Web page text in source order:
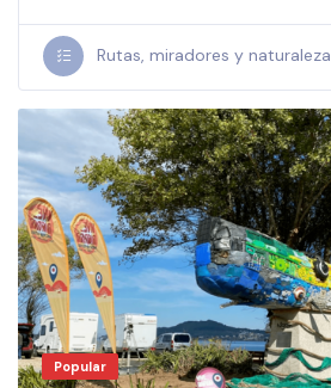
Rutas, miradores y naturaleza
Popular